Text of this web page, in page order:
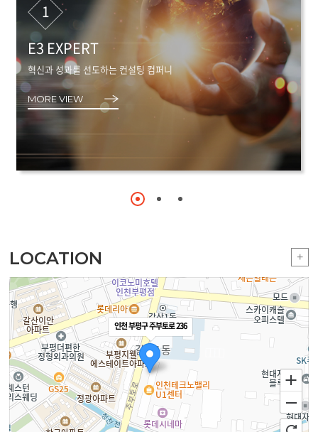
1
E3 EXPERT
혁신과 성과를 선도하는 컨설팅 컴퍼니
MORE VIEW
LOCATION +
인천 부평구 주부토로 236